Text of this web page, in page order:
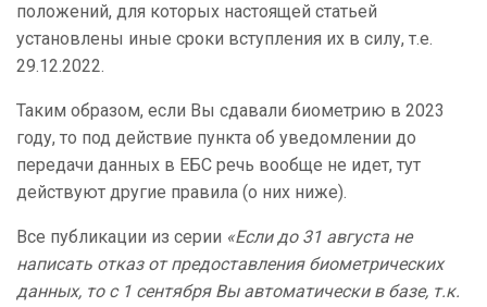
положений, для которых настоящей статьей
установлены иные сроки вступления их в силу, т.е.
29.12.2022.
Таким образом, если Вы сдавали биометрию в 2023
году, то под действие пункта об уведомлении до
передачи данных в ЕБС речь вообще не идет, тут
действуют другие правила (о них ниже).
Все публикации из серии «Если до 31 августа не
написать отказ от предоставления биометрических
данных, то с 1 сентября Вы автоматически в базе, т.к.